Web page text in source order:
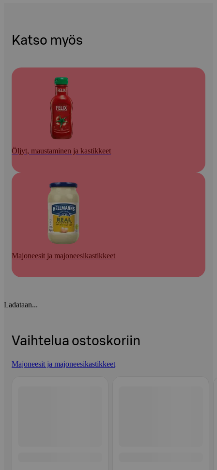
Katso myös
Öljyt, maustaminen ja kastikkeet
Majoneesit ja majoneesikastikkeet
Ladataan...
Vaihtelua ostoskoriin
Majoneesit ja majoneesikastikkeet